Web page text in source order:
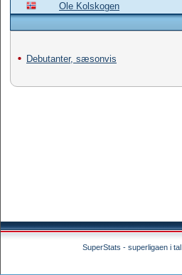
Ole Kolskogen
Debutanter, sæsonvis
SuperStats - superligaen i tal